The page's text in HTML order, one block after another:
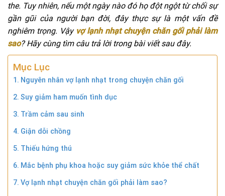
the. Tuy nhiên, nếu một ngày nào đó họ đột ngột từ chối sự
gần gũi của người bạn đời, đây thực sự là một vấn đề
nghiêm trọng. Vậy vợ lạnh nhạt chuyện chăn gối phải làm
sao? Hãy cùng tìm câu trả lời trong bài viết sau đây.
Mục Lục
Nguyên nhân vợ lạnh nhạt trong chuyện chăn gối
Suy giảm ham muốn tình dục
Trầm cảm sau sinh
Giận dỗi chồng
Thiếu hứng thú
Mắc bệnh phụ khoa hoặc suy giảm sức khỏe thể chất
Vợ lạnh nhạt chuyện chăn gối phải làm sao?